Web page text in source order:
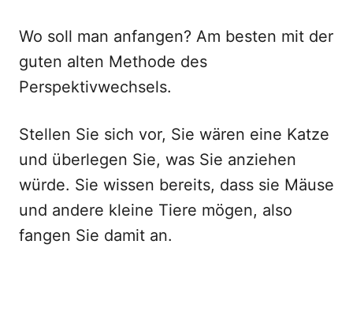
Wo soll man anfangen? Am besten mit der
guten alten Methode des
Perspektivwechsels.
Stellen Sie sich vor, Sie wären eine Katze
und überlegen Sie, was Sie anziehen
würde. Sie wissen bereits, dass sie Mäuse
und andere kleine Tiere mögen, also
fangen Sie damit an.